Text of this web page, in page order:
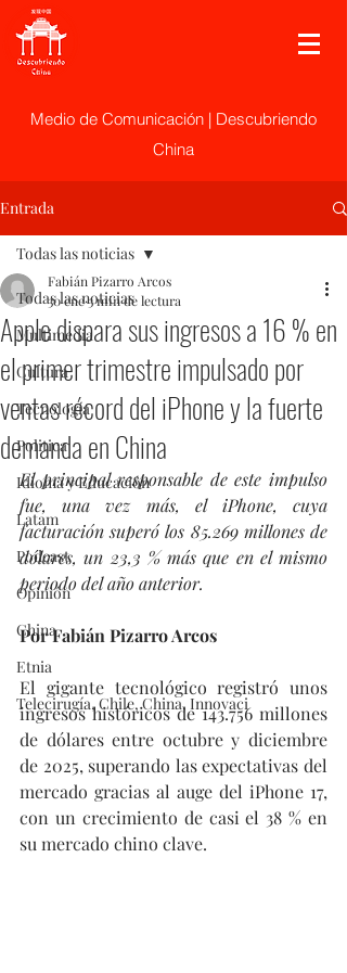
Medio de Comunicación | Descubriendo
China
Entrada
Todas las noticias
Multimedia
Cultura
Tecnología
Politica
Idioma y Educación
Latam
Podcast
Opinión
China
Etnia
Telecirugía, Chile, China, Innovaci
Todas las noticias
Apple dispara sus ingresos a 16 % en
el primer trimestre impulsado por
ventas récord del iPhone y la fuerte
demanda en China
Fabián Pizarro Arcos
30 ene3 min de lectura
El principal responsable de este impulso
fue, una vez más, el iPhone, cuya
facturación superó los 85.269 millones de
dólares, un 23,3 % más que en el mismo
periodo del año anterior.
Por Fabián Pizarro Arcos
El gigante tecnológico registró unos
ingresos históricos de 143.756 millones
de dólares entre octubre y diciembre
de 2025, superando las expectativas del
mercado gracias al auge del iPhone 17,
con un crecimiento de casi el 38 % en
su mercado chino clave.